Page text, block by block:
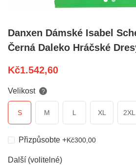
Danxen Dámské Isabel
Černá Daleko Hráčské
Kč1.542,60
Velikost ?
S M L XL 2XL
Přizpůsobte +Kč300,00
Další (volitelné)